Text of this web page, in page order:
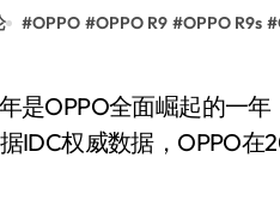
#OPPO #OPPO R9 #OPPO R9s #
IDC权威数据，OPPO在